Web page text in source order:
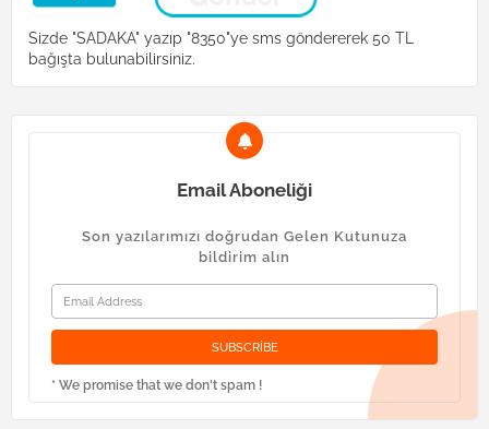
Sizde "SADAKA" yazıp "8350"ye sms göndererek 50 TL
bağışta bulunabilirsiniz.
Email Aboneliği
Son yazılarımızı doğrudan Gelen Kutunuza
bildirim alın
* We promise that we don't spam !